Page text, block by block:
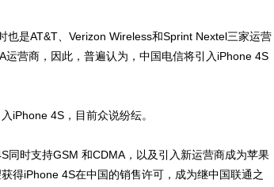
是AT&T、Verizon Wireless和Sprint Nextel三家运营
营商，因此，普遍认为，中国电信将引入iPhone 4S
4S，目前众说纷纭。
时支持GSM 和CDMA，以及引入新运营商成为苹果
得iPhone 4S在中国的销售许可，成为继中国联通之